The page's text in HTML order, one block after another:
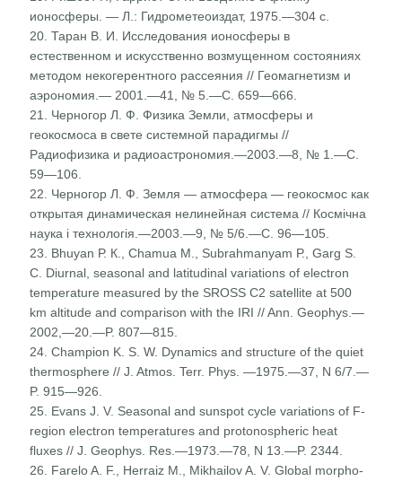
ионосфе­ры. — Л.: Гидрометеоиздат, 1975.—304 с.
20. Таран В. И. Исследования ионосферы в
естественном и искусственно возмущенном состояниях
методом некоге­рентного рассеяния // Геомагнетизм и
аэрономия.— 2001.—41, № 5.—С. 659—666.
21. Черногор Л. Ф. Физика Земли, атмосферы и
геокосмо­са в свете системной парадигмы //
Радиофизика и радиоастрономия.—2003.—8, № 1.—С.
59—106.
22. Черногор Л. Ф. Земля — атмосфера — геокосмос как
открытая динамическая нелинейная система // Косміч­на
наука і технологія.—2003.—9, № 5/6.—С. 96—105.
23. Bhuyan Р. К., Chamua М., Subrahmanyam Р., Garg S.
С. Diurnal, seasonal and latitudinal variations of electron
temperature measured by the SROSS C2 satellite at 500
km altitude and comparison with the IRI // Ann. Geophys.—
2002,—20.—P. 807—815.
24. Champion K. S. W. Dynamics and structure of the quiet
thermosphere // J. Atmos. Terr. Phys. —1975.—37, N 6/7.—
P. 915—926.
25. Evans J. V. Seasonal and sunspot cycle variations of F-
region electron temperatures and protonospheric heat
fluxes // J. Geophys. Res.—1973.—78, N 13.—P. 2344.
26. Farelo A. F., Herraiz M., Mikhailov A. V. Global morpho­